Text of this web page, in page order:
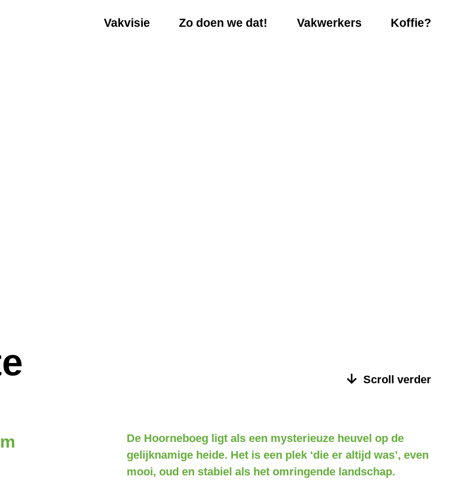
Vakvisie Zo doen we dat! Vakwerkers Koffie?
Scroll verder
De Hoorneboeg ligt als een mysterieuze heuvel op de
gelijknamige heide. Het is een plek ‘die er altijd was’, even
mooi, oud en stabiel als het omringende landschap.